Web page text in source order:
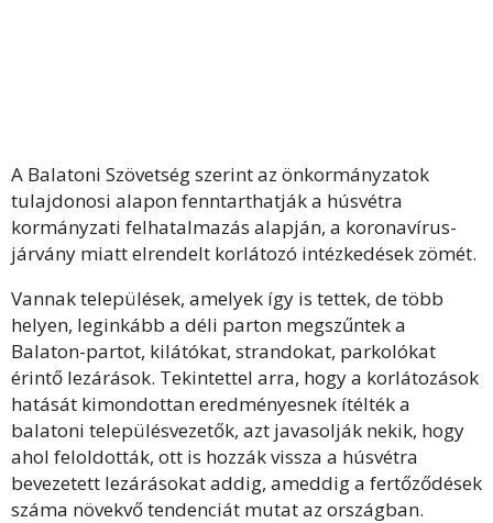
A Balatoni Szövetség szerint az önkormányzatok
tulajdonosi alapon fenntarthatják a húsvétra
kormányzati felhatalmazás alapján, a koronavírus-
járvány miatt elrendelt korlátozó intézkedések zömét.
Vannak települések, amelyek így is tettek, de több
helyen, leginkább a déli parton megszűntek a
Balaton-partot, kilátókat, strandokat, parkolókat
érintő lezárások. Tekintettel arra, hogy a korlátozások
hatását kimondottan eredményesnek ítélték a
balatoni településvezetők, azt javasolják nekik, hogy
ahol feloldották, ott is hozzák vissza a húsvétra
bevezetett lezárásokat addig, ameddig a fertőződések
száma növekvő tendenciát mutat az országban.